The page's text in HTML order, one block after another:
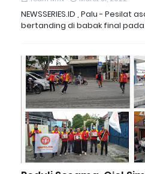
NEWSSERIES.ID , Palu - Pesilat
bertanding di babak final pada